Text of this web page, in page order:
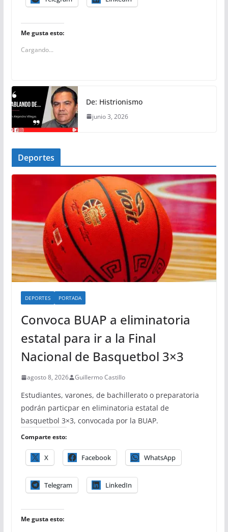
Me gusta esto:
Cargando...
De: Histrionismo
junio 3, 2026
Deportes
DEPORTES PORTADA
Convoca BUAP a eliminatoria
estatal para ir a la Final
Nacional de Basquetbol 3×3
agosto 8, 2026 Guillermo Castillo
Estudiantes, varones, de bachillerato o preparatoria
podrán particpar en eliminatoria estatal de
basquetbol 3×3, convocada por la BUAP.
Comparte esto:
X Facebook WhatsApp
Telegram LinkedIn
Me gusta esto: